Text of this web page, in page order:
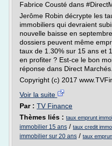
Fabrice Cousté dans
Jerôme Robin décrypte les
immobiliers qui devraient
nouvelle baisse en
dossiers peuvent même
taux de 1.30% sur 15 ans et
en profiter ? Est-ce le bon
réponse dans Direct Marchés.
Copyright (c) 2017
Voir la suite
Par : TV Finance
Thèmes liés : taux emprunt
immobilier 15 ans / taux credit
immobilier sur 20 ans / taux